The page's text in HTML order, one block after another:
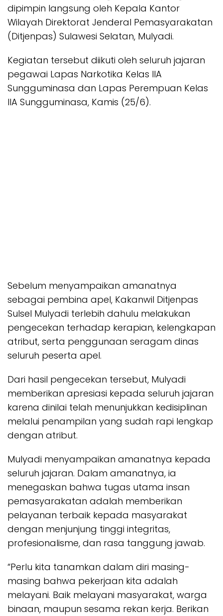
dipimpin langsung oleh Kepala Kantor
Wilayah Direktorat Jenderal Pemasyarakatan
(Ditjenpas) Sulawesi Selatan, Mulyadi.
Kegiatan tersebut diikuti oleh seluruh jajaran
pegawai Lapas Narkotika Kelas IIA
Sungguminasa dan Lapas Perempuan Kelas
IIA Sungguminasa, Kamis (25/6).
Sebelum menyampaikan amanatnya
sebagai pembina apel, Kakanwil Ditjenpas
Sulsel Mulyadi terlebih dahulu melakukan
pengecekan terhadap kerapian, kelengkapan
atribut, serta penggunaan seragam dinas
seluruh peserta apel.
Dari hasil pengecekan tersebut, Mulyadi
memberikan apresiasi kepada seluruh jajaran
karena dinilai telah menunjukkan kedisiplinan
melalui penampilan yang sudah rapi lengkap
dengan atribut.
Mulyadi menyampaikan amanatnya kepada
seluruh jajaran. Dalam amanatnya, ia
menegaskan bahwa tugas utama insan
pemasyarakatan adalah memberikan
pelayanan terbaik kepada masyarakat
dengan menjunjung tinggi integritas,
profesionalisme, dan rasa tanggung jawab.
“Perlu kita tanamkan dalam diri masing-
masing bahwa pekerjaan kita adalah
melayani. Baik melayani masyarakat, warga
binaan, maupun sesama rekan kerja. Berikan